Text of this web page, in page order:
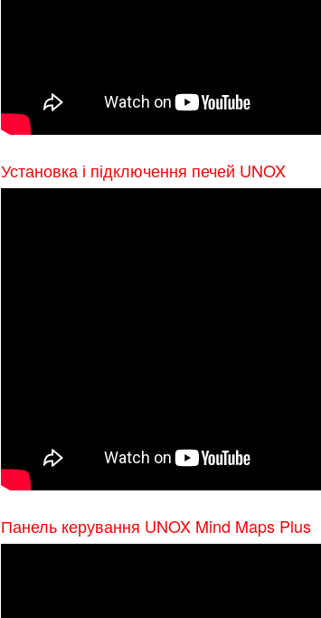
Установка і підключення печей UNOX
Панель керування UNOX Mind Maps Plus